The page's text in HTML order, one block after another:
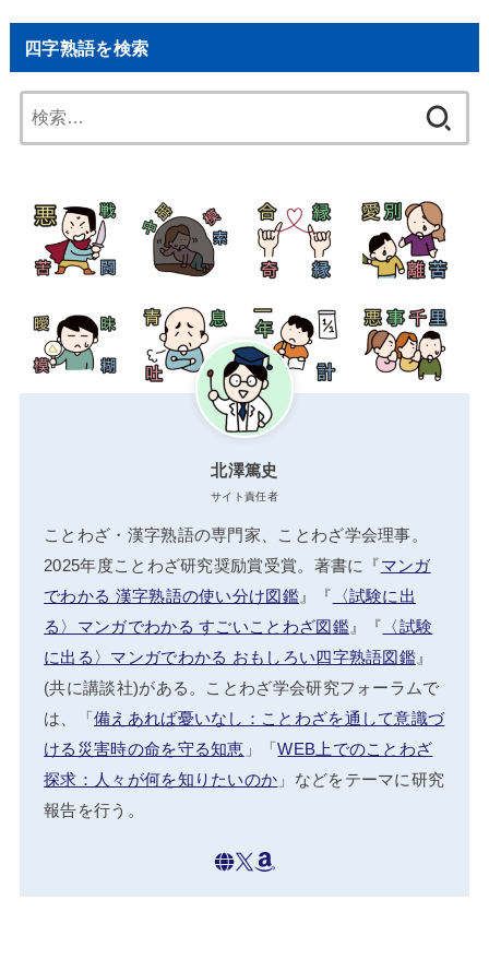
四字熟語を検索
索:
北澤篤史
サイト責任者
ことわざ・漢字熟語の専門家、ことわざ学会理事。
2025年度ことわざ研究奨励賞受賞。著書に『マンガ
でわかる 漢字熟語の使い分け図鑑』『 〈試験に出
る〉マンガでわかる すごいことわざ図鑑』『 〈試験
に出る〉マンガでわかる おもしろい四字熟語図鑑 』
(共に講談社)がある。ことわざ学会研究フォーラムで
は、「備えあれば憂いなし：ことわざを通して意識づ
ける災害時の命を守る知恵 」「WEB上でのことわざ
探求：人々が何を知りたいのか 」などをテーマに研究
報告を行う。